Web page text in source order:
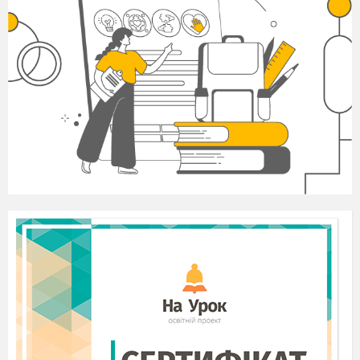
світ прекраснішим. Мабуть, на світі немає такої
такої людини, яка не хотіла б жити в казці, щоб
за допомогою перетворень, чудес, добрих
помічників розв’язувати свої проблеми. Вам,
дітям, пощастило більше, ніж дорослим. Ви
можете не тільки читати казки, а й за
допомогою уяви швидко переноситися у
казковий світ.
ваші дитячі фантазії. Зараз перевіримо, чи
добре ви знаєте країну, де живе Казка?
Але спочатку давайте подивимось які асоціації
у вас пов’
язані зі словом література.
Л - любов
І – інтерес